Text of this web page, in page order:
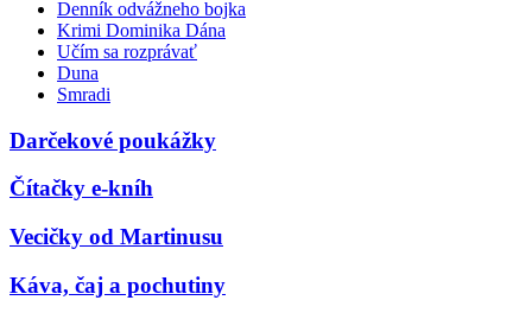
Denník odvážneho bojka
Krimi Dominika Dána
Učím sa rozprávať
Duna
Smradi
Darčekové poukážky
Čítačky e-kníh
Vecičky od Martinusu
Káva, čaj a pochutiny